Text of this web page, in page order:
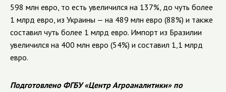
598 млн евро, то есть увеличился на 137%, до чуть более
1 млрд евро, из Украины — на 489 млн евро (88%) и также
составил чуть более 1 млрд евро. Импорт из Бразилии
увеличился на 400 млн евро (54%) и составил 1,1 млрд
евро.
Подготовлено ФГБУ «Центр Агроаналитики» по